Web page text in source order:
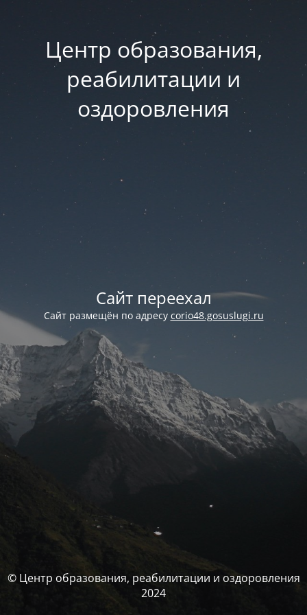
Центр образования,
реабилитации и
оздоровления
Сайт переехал
Сайт размещён по адресу corio48.gosuslugi.ru
© Центр образования, реабилитации и оздоровления
2024